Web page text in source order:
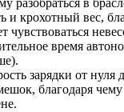
разобраться в
и крохотный вес,
чувствоваться
время
зарядки от нуля
благодаря чему